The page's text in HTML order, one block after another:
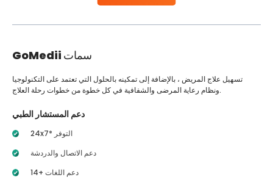
GoMedii سمات
تسهيل علاج المريض ، بالإضافة إلى تمكينه بالحلول التي تعتمد على التكنولوجيا
ونظام رعاية المرضى والشفافية في كل خطوة من خطوات رحلة العلاج.
دعم المستشار الطبي
24x7* التوفر
دعم الاتصال والدردشة
14+ دعم اللغات